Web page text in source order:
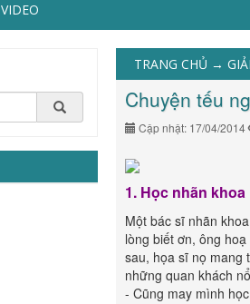
VIDEO
TRANG CHỦ →
Chuyện tếu
Cập nhật: 17/04/2014
1. Học nhãn
Một bác sĩ nhãn
lòng biết ơn, ông
sau, họa sĩ nọ mang
những quan khách
- Cũng may mình